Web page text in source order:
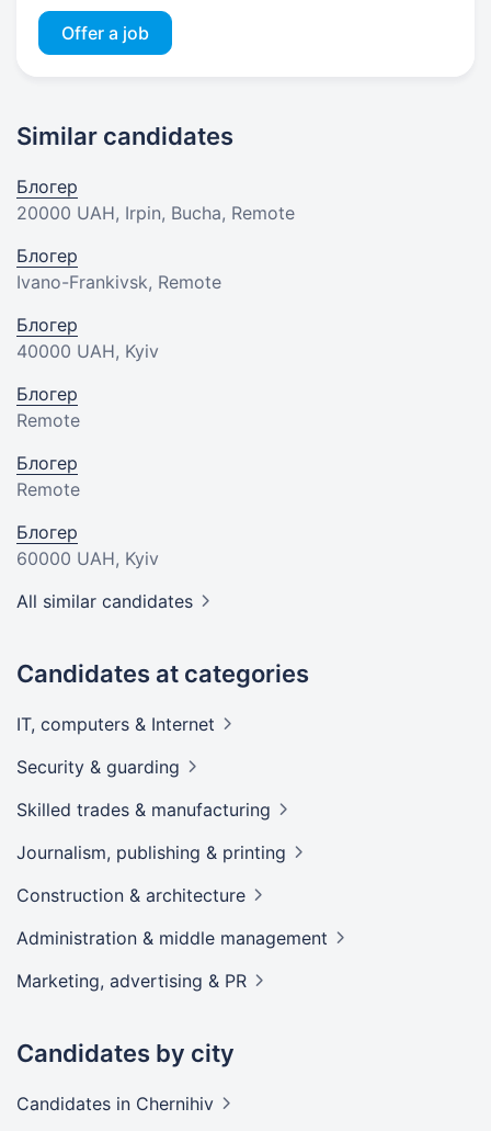
Offer a job
Similar candidates
Блогер
20000 UAH, Irpin, Bucha, Remote
Блогер
Ivano-Frankivsk, Remote
Блогер
40000 UAH, Kyiv
Блогер
Remote
Блогер
Remote
Блогер
60000 UAH, Kyiv
All similar candidates
Candidates at categories
IT, computers & Internet
Security & guarding
Skilled trades & manufacturing
Journalism, publishing & printing
Construction & architecture
Administration & middle management
Marketing, advertising & PR
Candidates by city
Candidates in Chernihiv